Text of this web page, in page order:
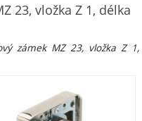
23, vložka Z 1, délka
zámek MZ 23, vložka Z 1,